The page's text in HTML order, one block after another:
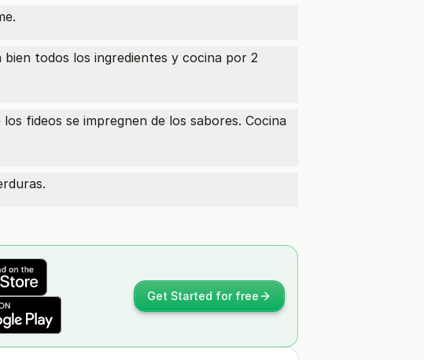
todos los ingredientes y cocina por 2
fideos se impregnen de los sabores. Cocina
Get Started for free